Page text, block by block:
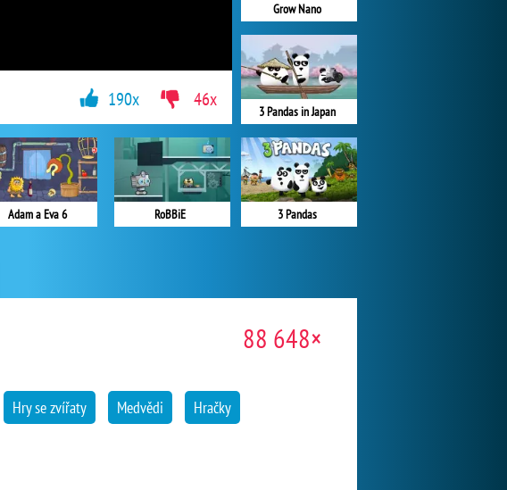
Grow Nano
3 Pandas in Japan
3 Pandas
Adam a Eva 6 RoBBiE
190x 46x
88 648×
Hry se zvířaty Medvědi Hračky